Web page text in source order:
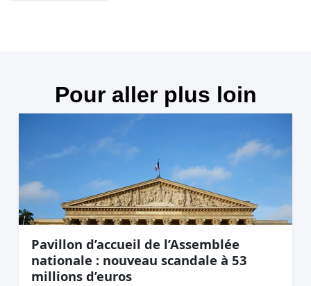
Pour aller plus loin
Pavillon d’accueil de l’Assemblée
nationale : nouveau scandale à 53
millions d’euros